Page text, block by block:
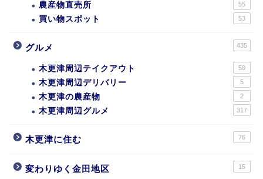
農産物直売所 55
買い物スポット 53
グルメ 435
木更津周辺テイクアウト 50
木更津周辺デリバリー 5
木更津の農産物 2
木更津周辺グルメ 317
木更津に住む 76
変わりゆく金田地区 15